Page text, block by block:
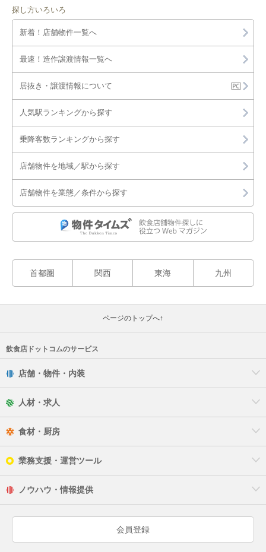
探し方いろいろ
新着！店舗物件一覧へ
最速！造作譲渡情報一覧へ
居抜き・譲渡情報について
人気駅ランキングから探す
乗降客数ランキングから探す
店舗物件を地域／駅から探す
店舗物件を業態／条件から探す
首都圏 関西 東海 九州
ページのトップへ↑
飲食店ドットコムのサービス
店舗・物件・内装
人材・求人
食材・厨房
業務支援・運営ツール
ノウハウ・情報提供
会員登録